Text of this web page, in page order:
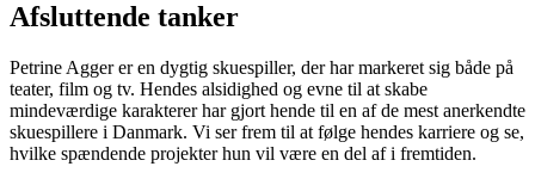
Afsluttende tanker
Petrine Agger er en dygtig skuespiller, der har markeret sig både på
teater, film og tv. Hendes alsidighed og evne til at skabe
mindeværdige karakterer har gjort hende til en af de mest anerkendte
skuespillere i Danmark. Vi ser frem til at følge hendes karriere og se,
hvilke spændende projekter hun vil være en del af i fremtiden.